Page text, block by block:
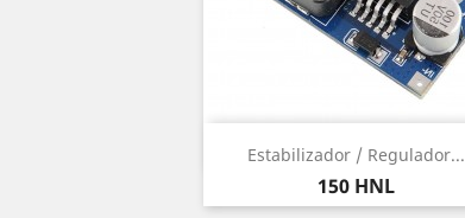
Estabilizador / Regulador...
Precio
150 HNL
Vista rápida